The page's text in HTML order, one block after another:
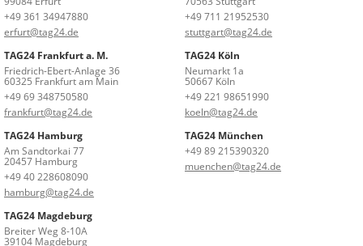
+49 361 34947880
erfurt@tag24.de
+49 711 21952530
stuttgart@tag24.de
TAG24 Frankfurt a. M.
Friedrich-Ebert-Anlage 36
60325 Frankfurt am Main
+49 69 348750580
frankfurt@tag24.de
TAG24 Köln
Neumarkt 1a
50667 Köln
+49 221 98651990
koeln@tag24.de
TAG24 Hamburg
Am Sandtorkai 77
20457 Hamburg
+49 40 228608090
hamburg@tag24.de
TAG24 München
+49 89 215390320
muenchen@tag24.de
TAG24 Magdeburg
Breiter Weg 8-10A
39104 Magdeburg